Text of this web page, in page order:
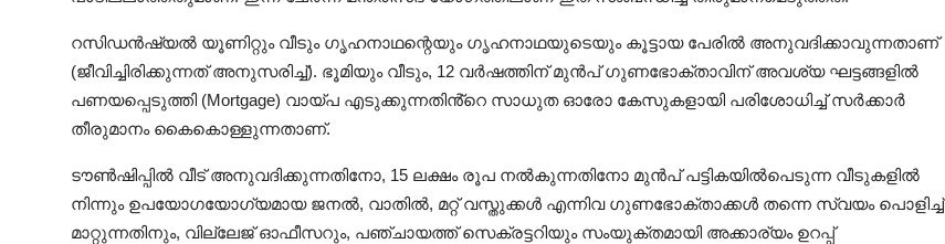
റസിഡൻഷ്യൽ യൂണിറ്റും വീടും ഗൃഹനാഥന്റെയും ഗൃഹനാഥയുടെയും കൂട്ടായ പേരിൽ അനുവദിക്കാവുന്നതാണ്
(ജീവിച്ചിരിക്കുന്നത് അനുസരിച്ച്). ഭൂമിയും വീടും, 12 വർഷത്തിന് മുൻപ് ഗുണഭോക്താവിന് അവശ്യ ഘട്ടങ്ങളിൽ
പണയപ്പെടുത്തി (Mortgage) വായ്പ എടുക്കുന്നതിൻ്റെ സാധുത ഓരോ കേസുകളായി പരിശോധിച്ച് സർക്കാർ
തീരുമാനം കൈകൊള്ളുന്നതാണ്.
ടൗൺഷിപ്പിൽ വീട് അനുവദിക്കുന്നതിനോ, 15 ലക്ഷം രൂപ നൽകുന്നതിനോ മുൻപ് പട്ടികയിൽപെടുന്ന വീടുകളിൽ
നിന്നും ഉപയോഗയോഗ്യമായ ജനൽ, വാതിൽ, മറ്റ് വസ്തുക്കൾ എന്നിവ ഗുണഭോക്താക്കൾ തന്നെ സ്വയം പൊളിച്ച്
മാറ്റുന്നതിനും, വില്ലേജ് ഓഫീസറും, പഞ്ചായത്ത് സെക്രട്ടറിയും സംയുക്തമായി അക്കാര്യം ഉറപ്പ്